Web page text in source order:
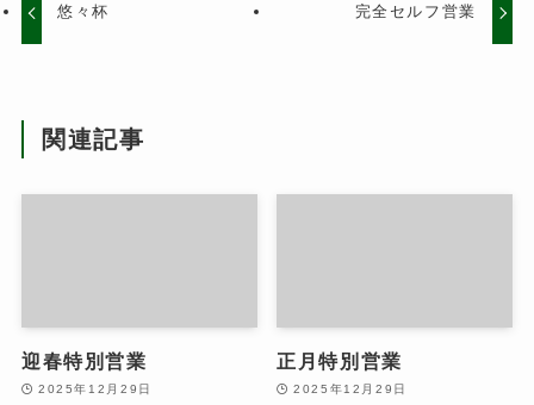
悠々杯 完全セルフ営業
関連記事
迎春特別営業
2025年12月29日
正月特別営業
2025年12月29日